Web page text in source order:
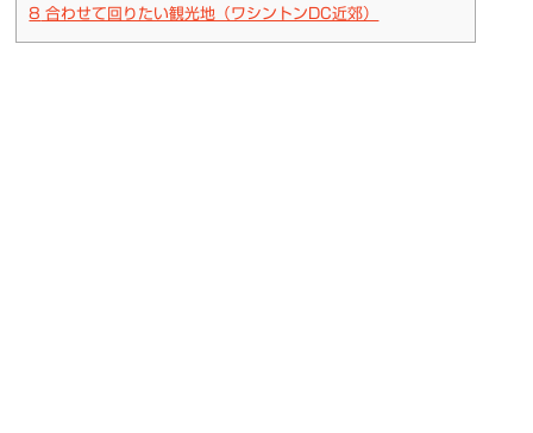
8 合わせて回りたい観光地（ワシントンDC近郊）